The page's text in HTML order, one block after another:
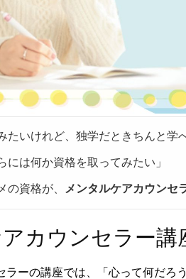
たいけれど、独学だときちんと学
には何か資格を取ってみたい」
の資格が、 メンタルケアカウンセ
カウンセラー
ラーの講座では、「心って何だ